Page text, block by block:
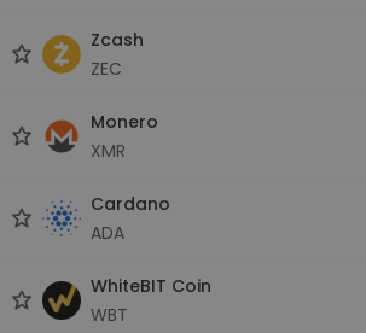
Zcash
ZEC
Monero
XMR
Cardano
ADA
WhiteBIT Coin
WBT